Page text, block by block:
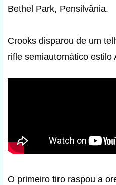
Bethel Park, Pensilvânia.
Crooks disparou de um
rifle semiautomático estilo
O primeiro tiro raspou a